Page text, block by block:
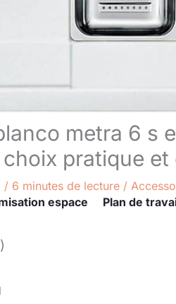
metra 6 s
pratique et
/ 6 minutes de lecture /
espace Plan de